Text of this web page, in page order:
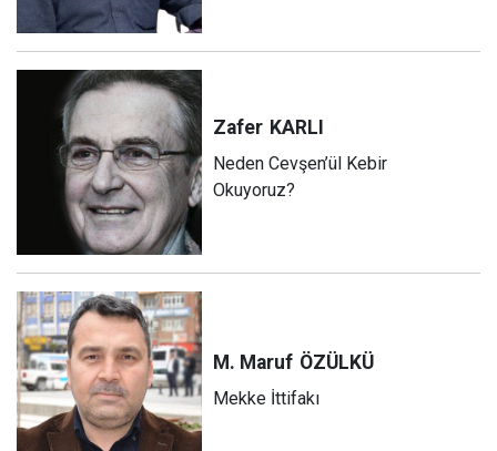
Zafer KARLI
Neden Cevşen’ül Kebir
Okuyoruz?
M. Maruf ÖZÜLKÜ
Mekke İttifakı